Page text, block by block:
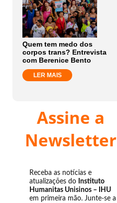
Quem tem medo dos
corpos trans? Entrevista
com Berenice Bento
LER MAIS
Assine a
Newsletter
Receba as notícias e
atualizações do Instituto
Humanitas Unisinos – IHU
em primeira mão. Junte-se a